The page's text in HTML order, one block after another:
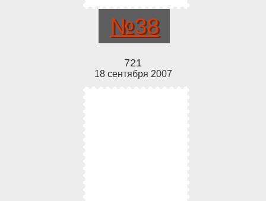
№38
721
18 сентября 2007